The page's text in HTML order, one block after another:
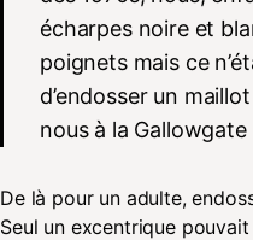
écharpes noire et
poignets mais ce
d’endosser un
nous à la Gallowgate
De là pour un adulte,
Seul un excentrique pouvait